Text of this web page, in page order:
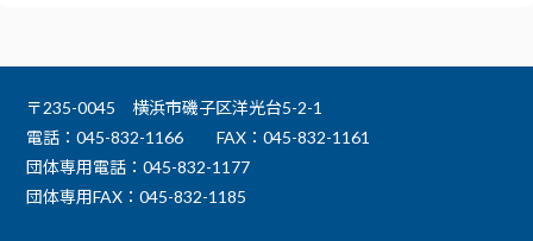
〒235-0045 横浜市磯子区洋光台5-2-1
電話：045-832-1166
FAX：045-832-1161
団体専用電話：045-832-1177
団体専用FAX：045-832-1185